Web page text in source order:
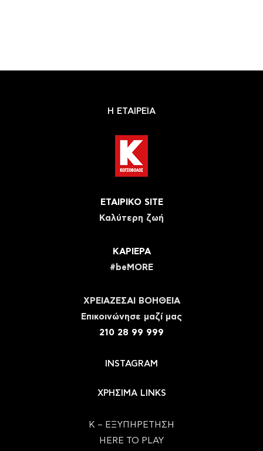
Η ΕΤΑΙΡΕΙΑ
ΕΤΑΙΡΙΚΟ SITE
Καλύτερη ζωή
ΚΑΡΙΕΡΑ
#beMORE
ΧΡΕΙΑΖΕΣΑΙ ΒΟΗΘΕΙΑ
Eπικοινώνησε μαζί μας
210 28 99 999
INSTAGRAM
ΧΡΗΣΙΜΑ LINKS
Κ – ΕΞΥΠΗΡΕΤΗΣΗ
HERE TO PLAY